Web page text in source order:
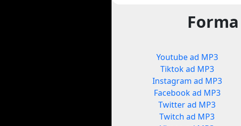
Youtube ad MP3
Tiktok ad MP3
Instagram ad MP3
Facebook ad MP3
Twitter ad MP3
Twitch ad MP3